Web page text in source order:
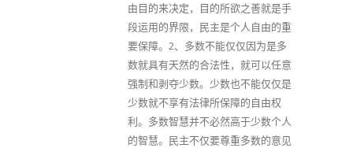
由目的来决定，目的所欲之善就是手
段运用的界限，民主是个人自由的重
要保障。2、多数不能仅仅因为是多
数就具有天然的合法性，就可以任意
强制和剥夺少数。少数也不能仅仅是
少数就不享有法律所保障的自由权
利。多数智慧并不必然高于少数个人
的智慧。民主不仅要尊重多数的意见